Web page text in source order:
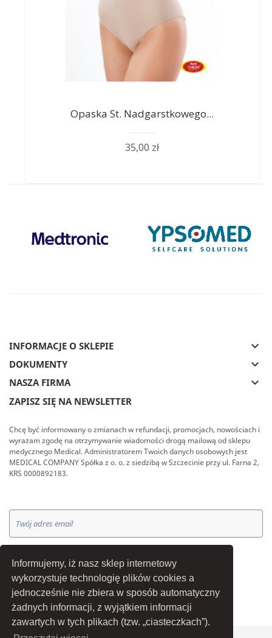
Informujemy, iż nasz sklep internetowy
wykorzystuje technologię plików cookies a
jednocześnie nie zbiera w sposób automatyczny
żadnych informacji, z wyjątkiem informacji
zawartych w tych plikach (tzw. „ciasteczkach”).
Opaska St. Nadgarstkowego...
35,00 zł
INFORMACJE O SKLEPIE keyboard_arrow_down
DOKUMENTY keyboard_arrow_down
NASZA FIRMA keyboard_arrow_down
ZAPISZ SIĘ NA NEWSLETTER
Chcę być informowany o zmianach w refundacji, promocjach, nowościach i
wyrażam zgodę na otrzymywanie wiadomości drogą mailową od sklepu
medycznego Medical. Administratorem Twoich danych osobowych jest
MEDICAL COMPANY Spółka z o. o. z siedzibą w Szczecinie przy ul. Farna 2,
KRS 0000892183.
OK